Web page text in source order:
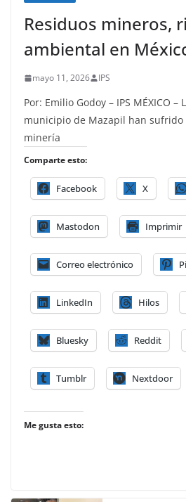
Residuos mineros,
ambiental en
mayo 11, 2026 IPS
Por: Emilio Godoy – IPS MÉXICO
municipio de Mazapil han sufrido
minería
Comparte esto:
Facebook X
Mastodon Imprimir
Correo electrónico
LinkedIn Hilos
Bluesky Reddit
Tumblr Nextdoor
Me gusta esto: